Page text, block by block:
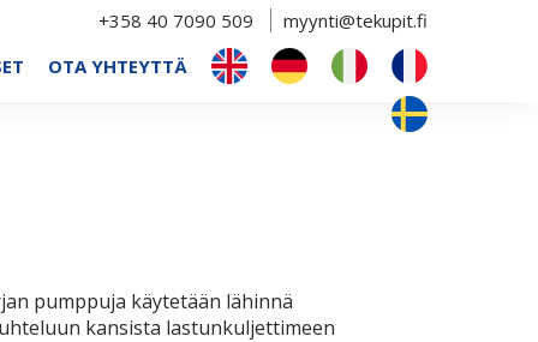
+358 40 7090 509
myynti@tekupit.fi
OTA YHTEYTTÄ
pumppuja käytetään lähinnä
kansista lastunkuljettimeen